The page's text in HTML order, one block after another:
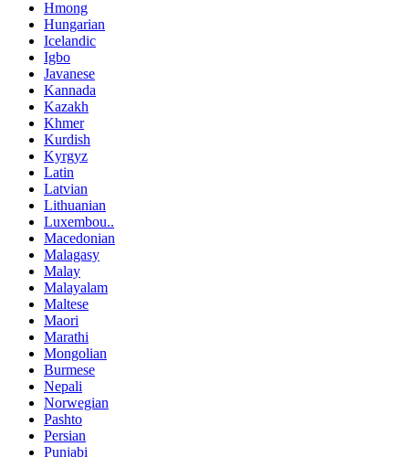
Hmong
Hungarian
Icelandic
Igbo
Javanese
Kannada
Kazakh
Khmer
Kurdish
Kyrgyz
Latin
Latvian
Lithuanian
Luxembou..
Macedonian
Malagasy
Malay
Malayalam
Maltese
Maori
Marathi
Mongolian
Burmese
Nepali
Norwegian
Pashto
Persian
Punjabi